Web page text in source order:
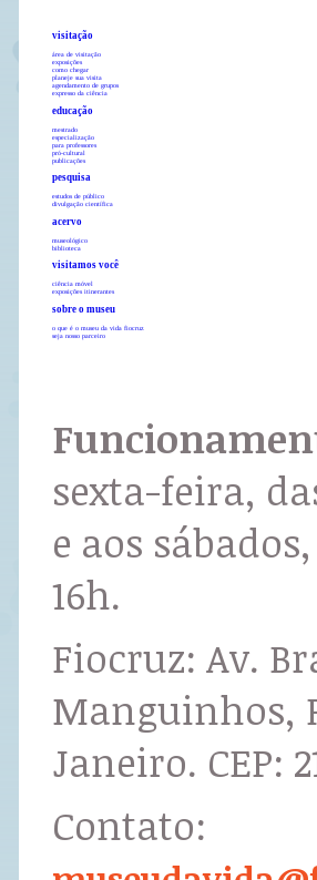
visitação
área de visitação
exposições
como chegar
planeje sua visita
agendamento de grupos
expresso da ciência
educação
mestrado
especialização
para professores
pró-cultural
publicações
pesquisa
estudos de público
divulgação científica
acervo
museológico
biblioteca
visitamos você
ciência móvel
exposições itinerantes
sobre o museu
o que é o museu da vida fiocruz
seja nosso parceiro
sexta-feira,
e aos
16h.
Fiocruz: Av.
Manguinhos,
Janeiro. CEP:
Contato: